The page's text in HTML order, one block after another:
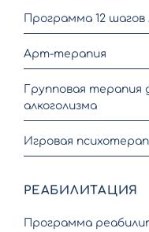
Программа 12
Арт-терапия
Групповая терапия
алкоголизма
Игровая
РЕАБИЛИТАЦИЯ
Программа